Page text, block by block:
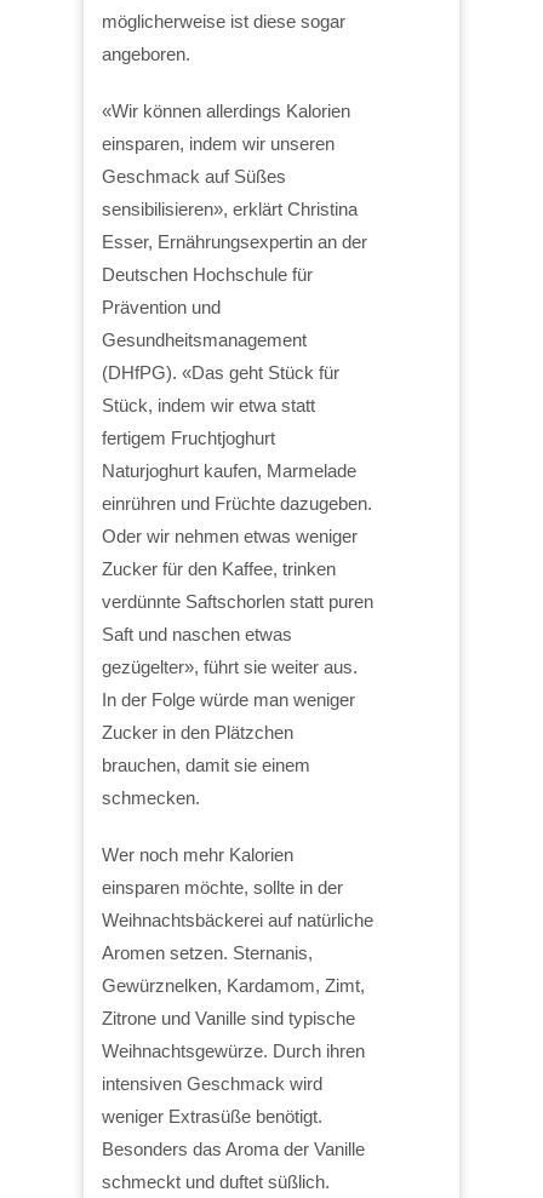
möglicherweise ist diese sogar
angeboren.
«Wir können allerdings Kalorien
einsparen, indem wir unseren
Geschmack auf Süßes
sensibilisieren», erklärt Christina
Esser, Ernährungsexpertin an der
Deutschen Hochschule für
Prävention und
Gesundheitsmanagement
(DHfPG). «Das geht Stück für
Stück, indem wir etwa statt
fertigem Fruchtjoghurt
Naturjoghurt kaufen, Marmelade
einrühren und Früchte dazugeben.
Oder wir nehmen etwas weniger
Zucker für den Kaffee, trinken
verdünnte Saftschorlen statt puren
Saft und naschen etwas
gezügelter», führt sie weiter aus.
In der Folge würde man weniger
Zucker in den Plätzchen
brauchen, damit sie einem
schmecken.
Wer noch mehr Kalorien
einsparen möchte, sollte in der
Weihnachtsbäckerei auf natürliche
Aromen setzen. Sternanis,
Gewürznelken, Kardamom, Zimt,
Zitrone und Vanille sind typische
Weihnachtsgewürze. Durch ihren
intensiven Geschmack wird
weniger Extrasüße benötigt.
Besonders das Aroma der Vanille
schmeckt und duftet süßlich.